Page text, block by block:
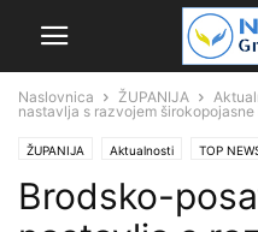
Naslovnica ŽUPANIJA
nastavlja s razvojem
ŽUPANIJA Aktualnosti TOP
Brodsko-